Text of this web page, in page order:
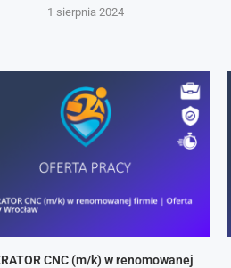
1 sierpnia 2024
CNC (m/k) w renomowanej